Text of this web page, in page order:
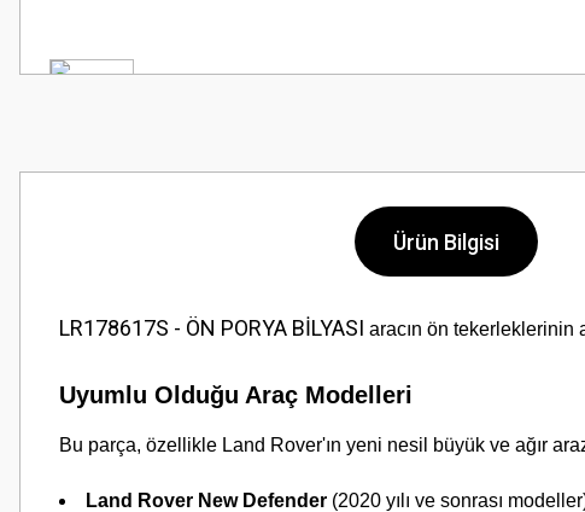
Ürün Bilgisi
LR178617S - ÖN PORYA BİLYASI aracın ön
Uyumlu Olduğu Araç Modelleri
Bu parça, özellikle Land Rover'ın yeni nesil büyük ve ağır
Land Rover New Defender (2020 yılı ve sonrası